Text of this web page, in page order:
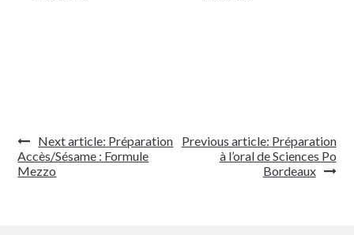
de
l’article
Previous article: Préparation
à l’oral de Sciences Po
Bordeaux
Next article: Préparation
Accès/Sésame : Formule
Mezzo